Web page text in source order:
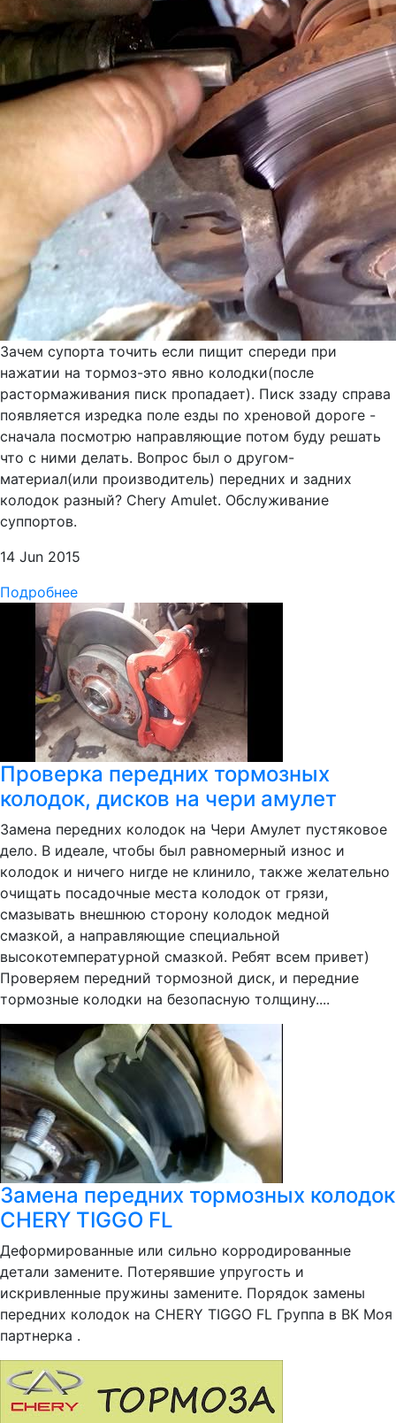
Зачем супорта точить если пищит спереди при
нажатии на тормоз-это явно колодки(после
растормаживания писк пропадает). Писк ззаду справа
появляется изредка поле езды по хреновой дороге -
сначала посмотрю направляющие потом буду решать
что с ними делать. Вопрос был о другом-
материал(или производитель) передних и задних
колодок разный? Chery Amulet. Обслуживание
суппортов.
14 Jun 2015
Подробнее
Проверка передних тормозных
колодок, дисков на чери амулет
Замена передних колодок на Чери Амулет пустяковое
дело. В идеале, чтобы был равномерный износ и
колодок и ничего нигде не клинило, также желательно
очищать посадочные места колодок от грязи,
смазывать внешнюю сторону колодок медной
смазкой, а направляющие специальной
высокотемпературной смазкой. Ребят всем привет)
Проверяем передний тормозной диск, и передние
тормозные колодки на безопасную толщину....
Замена передних тормозных колодок
CHERY TIGGO FL
Деформированные или сильно корродированные
детали замените. Потерявшие упругость и
искривленные пружины замените. Порядок замены
передних колодок на CHERY TIGGO FL Группа в ВК Моя
партнерка .